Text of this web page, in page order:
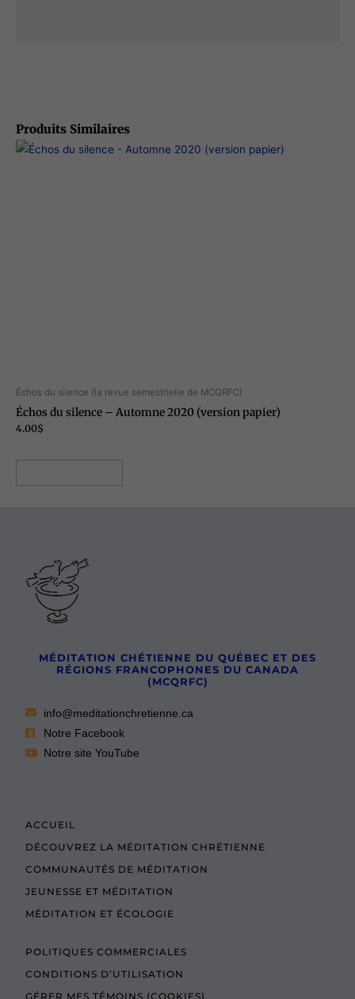
Produits Similaires
Échos du silence (la revue semestrielle de MCQRFC)
Échos du silence – Automne 2020 (version papier)
4.00$
MÉDITATION CHÉTIENNE DU QUÉBEC ET DES
RÉGIONS FRANCOPHONES DU CANADA
(MCQRFC)
info@meditationchretienne.ca
Notre Facebook
Notre site YouTube
ACCUEIL
DÉCOUVREZ LA MÉDITATION CHRÉTIENNE
COMMUNAUTÉS DE MÉDITATION
JEUNESSE ET MÉDITATION
MÉDITATION ET ÉCOLOGIE
POLITIQUES COMMERCIALES
CONDITIONS D’UTILISATION
GÉRER MES TÉMOINS (COOKIES)